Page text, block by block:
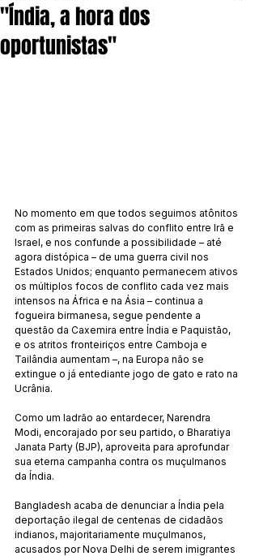
"Índia, a hora dos
oportunistas"
No momento em que todos seguimos atônitos
com as primeiras salvas do conflito entre Irã e
Israel, e nos confunde a possibilidade – até
agora distópica – de uma guerra civil nos
Estados Unidos; enquanto permanecem ativos
os múltiplos focos de conflito cada vez mais
intensos na África e na Ásia – continua a
fogueira birmanesa, segue pendente a
questão da Caxemira entre Índia e Paquistão,
e os atritos fronteiriços entre Camboja e
Tailândia aumentam –, na Europa não se
extingue o já entediante jogo de gato e rato na
Ucrânia.
Como um ladrão ao entardecer, Narendra
Modi, encorajado por seu partido, o Bharatiya
Janata Party (BJP), aproveita para aprofundar
sua eterna campanha contra os muçulmanos
da Índia.
Bangladesh acaba de denunciar a Índia pela
deportação ilegal de centenas de cidadãos
indianos, majoritariamente muçulmanos,
acusados por Nova Delhi de serem imigrantes